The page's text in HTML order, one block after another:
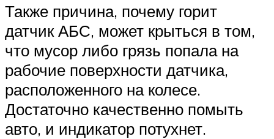
Также причина, почему горит
датчик АБС, может крыться в том,
что мусор либо грязь попала на
рабочие поверхности датчика,
расположенного на колесе.
Достаточно качественно помыть
авто, и индикатор потухнет.